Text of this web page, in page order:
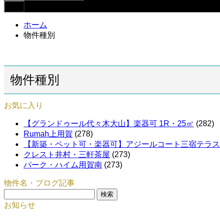
ホーム
物件種別
物件種別
お気に入り
【グランドゥール代々木大山】楽器可 1R・25㎡ (282)
Rumah上用賀 (278)
【新築・ペット可・楽器可】アジールコート三宿テラス
クレスト井村・三軒茶屋 (273)
パーク・ハイム用賀南 (273)
物件名・ブログ記事
索:
お知らせ